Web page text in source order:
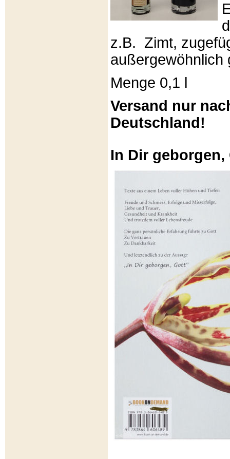
z.B. Zimt,
außergewöhnlich
Menge 0,1 l
Versand nur
Deutschland!
In Dir geborgen,